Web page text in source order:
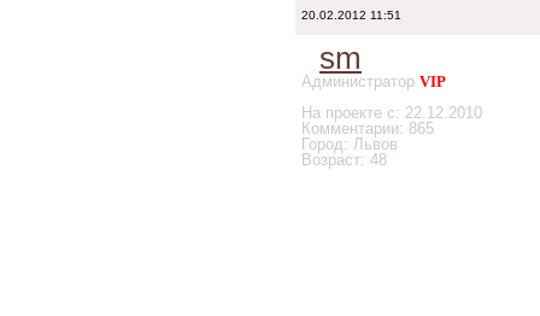
20.02.2012 11:51
sm
Администратор VIP
На проекте с: 22.12.2010
Комментарии: 865
Город: Львов
Возраст: 48